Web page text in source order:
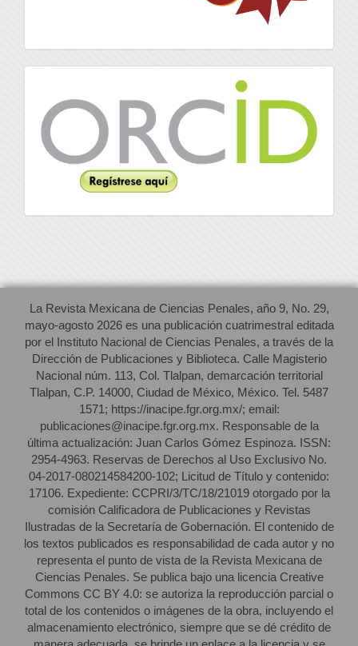
La Revista Mexicana de Ciencias Penales, año 9, No. 29,
mayo-agosto 2026 es una publicación cuatrimestral editada
por el Instituto Nacional de Ciencias Penales, a través de la
Dirección de Publicaciones y Biblioteca. Calle Magisterio
Nacional núm. 113, Col. Tlalpan, demarcación territorial
Tlalpan, C.P. 14000, Ciudad de México, México. Tel. 5487
1571; https://inacipe.fgr.org.mx/; email:
publicaciones@inacipe.fgr.org.mx. Responsable de la
última actualización: Juan Carlos Gómez Espinoza. ISSN:
2954-4963. Reservas de Derechos al Uso Exclusivo No.
04-2017-080214584200-102; Licitud de Título y contenido:
17106. Expediente: CCPRI/3/TC/18/21019 otorgado por la
comisión Calificadora de Publicaciones y Revistas
Ilustradas de la Secretaría de Gobernación. El contenido de
los textos publicados es responsabilidad de cada autor y no
representa el punto de vista de la Revista Mexicana de
Ciencias Penales. Se publica bajo una licencia Creative
Commons CC BY 4.0: se autoriza la reproducción parcial o
total de los contenidos o imágenes de la obra, incluyendo el
almacenamiento electrónico, siempre que se dé crédito de